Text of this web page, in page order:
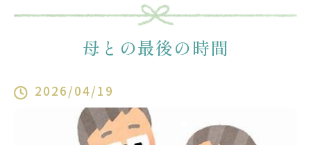
母との最後の時間
2026/04/19